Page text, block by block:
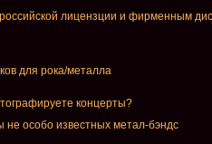
лицензции и фирменным
для рока/металла
концерты?
не особо известных метал-бэндс